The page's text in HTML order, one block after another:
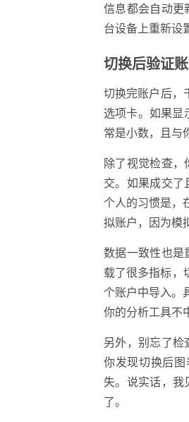
信息都会自动更
台设备上重新设
切换后验证
切换完账户后，
选项卡。如果显
常是小数，且与
除了视觉检查
交。如果成交了
个人的习惯是，
拟账户，因为模
数据一致性也是
载了很多指标，
个账户中导入。
你的分析工具不
另外，别忘了检
你发现切换后
失。说实话，我
了。